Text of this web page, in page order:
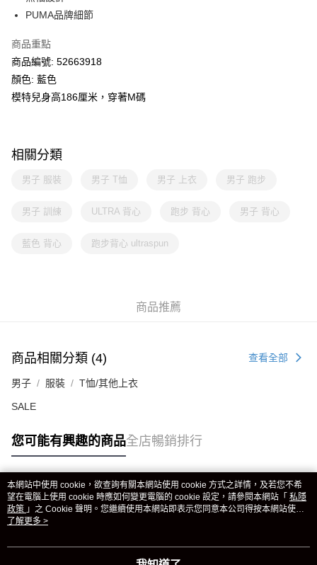
PUMA品牌細節
商品重點
商品編號: 52663918
顏色: 藍色
模特兒身高186厘米，穿著M碼
相關分類
男子 服裝 男子 T恤 男子 上衣 男子 跑步
男子 訓練 ULTRA 背心 跑步 背心 男子 背心
藍色 背心 跑步背心 ultraspun
商品推薦
商品相關分類 (4) 查看全部
男子 服裝 T恤/其他上衣
SALE
您可能有興趣的商品全店暢銷排行
熱門標籤
熱銷排行
本網站中使用 cookie，欲查詢有關本網站使用 cookie 方式之詳情，及若您不希
望在電腦上使用 cookie 時應如何變更電腦的 cookie 設定，請參閱本網站「 私隱
政策 」之 Cookie 聲明。您繼續使用本網站即表示您同意本公司得按本網站使用
條款之 Cookie 聲明使用 cookie。
了解更多 >